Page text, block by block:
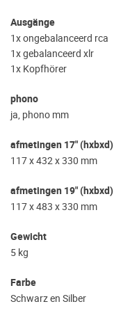
Ausgänge
1x ongebalanceerd rca
1x gebalanceerd xlr
1x Kopfhörer
phono
ja, phono mm
afmetingen 17" (hxbxd)
117 x 432 x 330 mm
afmetingen 19" (hxbxd)
117 x 483 x 330 mm
Gewicht
5 kg
Farbe
Schwarz en Silber